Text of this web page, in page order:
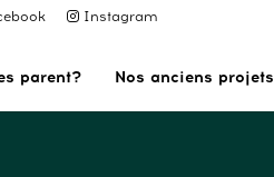
Instagram
parent? Nos anciens projets